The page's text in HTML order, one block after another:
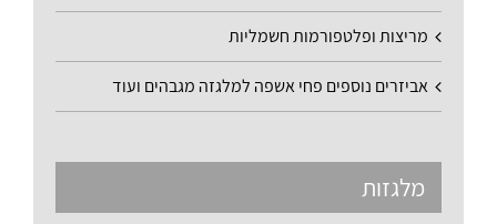
מריצות ופלטפורמות חשמליות
אביזרים נוספים פחי אשפה למלגזה מגבהים ועוד
מלגזות